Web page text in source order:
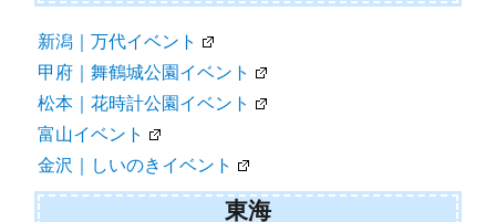
新潟｜万代イベント
甲府｜舞鶴城公園イベント
松本｜花時計公園イベント
富山イベント
金沢｜しいのきイベント
東海